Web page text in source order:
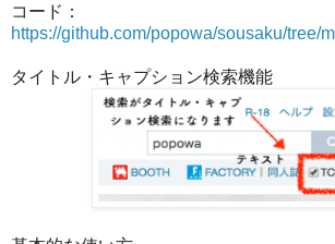
コード：
https://github.com/popowa/sousaku/tree/
タイトル・キャプション検索機能